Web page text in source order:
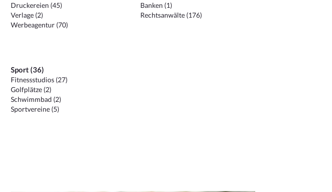
Druckereien (45)
Verlage (2)
Werbeagentur (70)
Banken (1)
Rechtsanwälte (176)
Sport (36)
Fitnessstudios (27)
Golfplätze (2)
Schwimmbad (2)
Sportvereine (5)